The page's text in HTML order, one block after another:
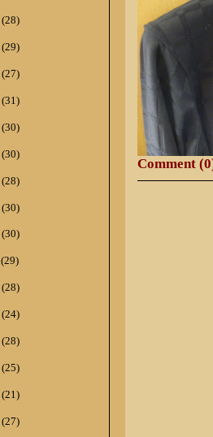
(28)
(29)
(27)
(31)
(30)
(30)
(28)
(30)
(30)
(29)
(28)
(24)
(28)
(25)
(21)
(27)
Comment